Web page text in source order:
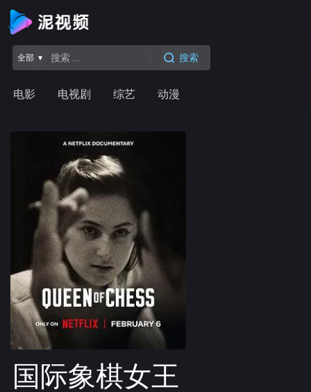
电影 电视剧 综艺 动漫
全部 ▾ 搜索
国际象棋女王